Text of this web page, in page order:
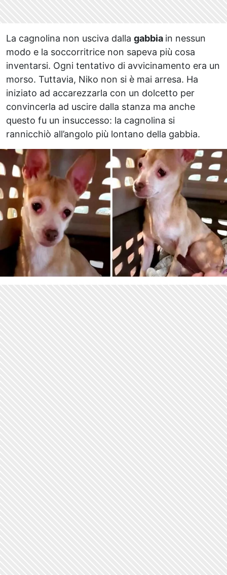
La cagnolina non usciva dalla gabbia in nessun
modo e la soccorritrice non sapeva più cosa
inventarsi. Ogni tentativo di avvicinamento era un
morso. Tuttavia, Niko non si è mai arresa. Ha
iniziato ad accarezzarla con un dolcetto per
convincerla ad uscire dalla stanza ma anche
questo fu un insuccesso: la cagnolina si
rannicchiò all’angolo più lontano della gabbia.